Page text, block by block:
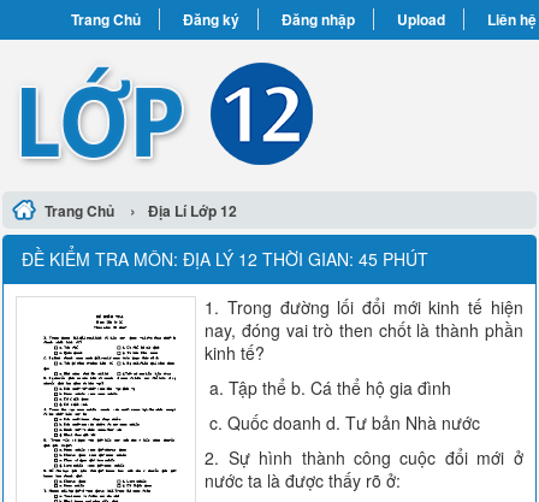
Trang Chủ Đăng ký Đăng nhập Upload Liên hệ
Trang Chủ › Địa Lí Lớp 12
ĐỀ KIỂM TRA MÔN: ĐỊA LÝ 12 THỜI GIAN: 45 PHÚT
1. Trong đường lối đổi mới kinh tế hiện
nay, đóng vai trò then chốt là thành phần
kinh tế?
a. Tập thể b. Cá thể hộ gia đình
c. Quốc doanh d. Tư bản Nhà nước
2. Sự hình thành công cuộc đổi mới ở
nước ta là được thấy rõ ở: